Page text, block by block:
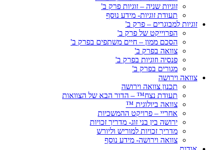
זוגיות שניה – זוגיות פרק ב'
תעודת זוגיות- מידע נוסף
זוגיות למבוגרים – פרק ב'
הפרוייקט של פרק ב'
הסכם ממון – חיים משתפים בפרק ב'
צוואה בפרק ב'
פנסיה וזוגיות בפרק ב'
מגורים בפרק ב'
צוואה וירושה
תכנון צוואה וירושה
תעודת נצח™ – הדור הבא של הצוואות
צוואה ביולוגית ™
אחריי – פרויקט ההמשכיות
ירושה בין בני זוג- מדריך זכויות
מדריך זכויות למוריש וליורש
צוואה וירושה- מידע נוסף